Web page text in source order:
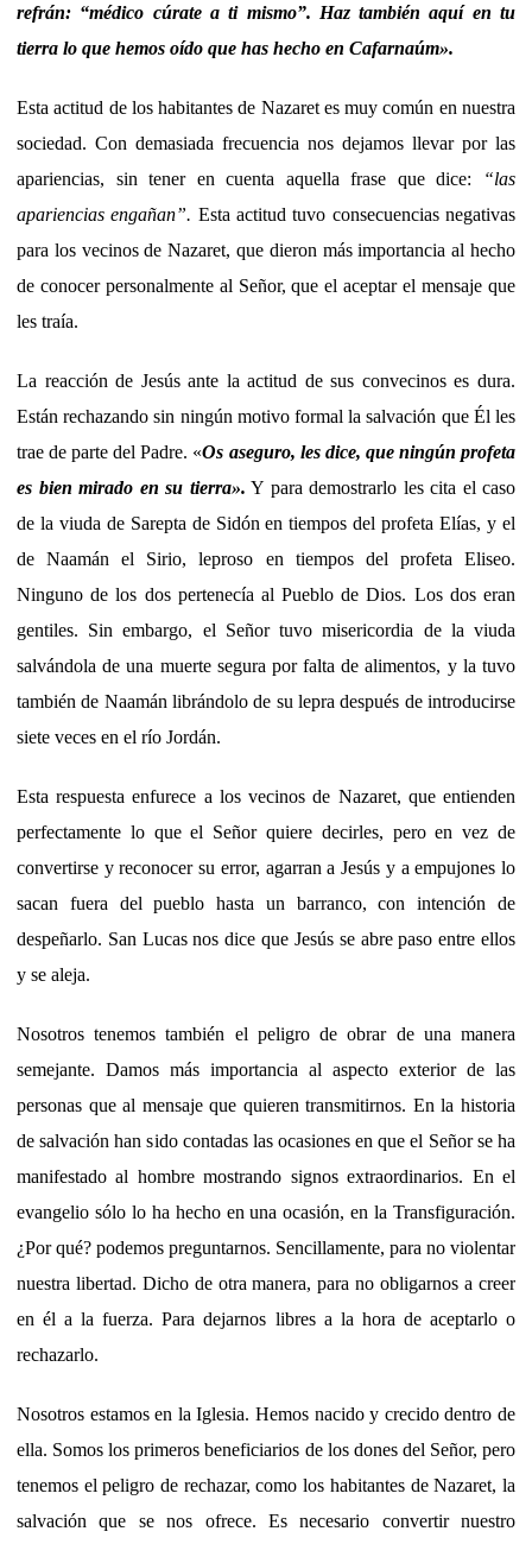
refrán: “médico cúrate a ti mismo”. Haz también aquí en tu
tierra lo que hemos oído que has hecho en Cafarnaúm».
Esta actitud de los habitantes de Nazaret es muy común en nuestra
sociedad. Con demasiada frecuencia nos dejamos llevar por las
apariencias, sin tener en cuenta aquella frase que dice:
“las
apariencias engañan”. Esta actitud tuvo consecuencias negativas
para los vecinos de Nazaret, que dieron más importancia al hecho
de conocer personalmente al Señor, que el aceptar el mensaje que
les traía.
La reacción de Jesús ante la actitud de sus convecinos es dura.
Están rechazando sin ningún motivo formal la salvación que Él les
trae de parte del Padre. «Os aseguro, les dice, que ningún profeta
es bien mirado en su tierra». Y para demostrarlo les cita el caso
de la viuda de Sarepta de Sidón en tiempos del profeta Elías, y el
de Naamán el Sirio, leproso en tiempos del profeta Eliseo.
Ninguno de los dos pertenecía al Pueblo de Dios. Los dos eran
gentiles. Sin embargo, el Señor tuvo misericordia de la viuda
salvándola de una muerte segura por falta de alimentos, y la tuvo
también de Naamán librándolo de su lepra después de introducirse
siete veces en el río Jordán.
Esta respuesta enfurece a los vecinos de Nazaret, que entienden
perfectamente lo que el Señor quiere decirles, pero en vez de
convertirse y reconocer su error, agarran a Jesús y a empujones lo
sacan fuera del pueblo hasta un barranco, con intención de
despeñarlo. San Lucas nos dice que Jesús se abre paso entre ellos
y se aleja.
Nosotros tenemos también el peligro de obrar de una manera
semejante. Damos más importancia al aspecto exterior de las
personas que al mensaje que quieren transmitirnos. En la historia
de salvación han sido contadas las ocasiones en que el Señor se ha
manifestado al hombre mostrando signos extraordinarios. En el
evangelio sólo lo ha hecho en una ocasión, en la Transfiguración.
¿Por qué? podemos preguntarnos. Sencillamente, para no violentar
nuestra libertad. Dicho de otra manera, para no obligarnos a creer
en él a la fuerza. Para dejarnos libres a la hora de aceptarlo o
rechazarlo.
Nosotros estamos en la Iglesia. Hemos nacido y crecido dentro de
ella. Somos los primeros beneficiarios de los dones del Señor, pero
tenemos el peligro de rechazar, como los habitantes de Nazaret, la
salvación que se nos ofrece. Es necesario convertir nuestro